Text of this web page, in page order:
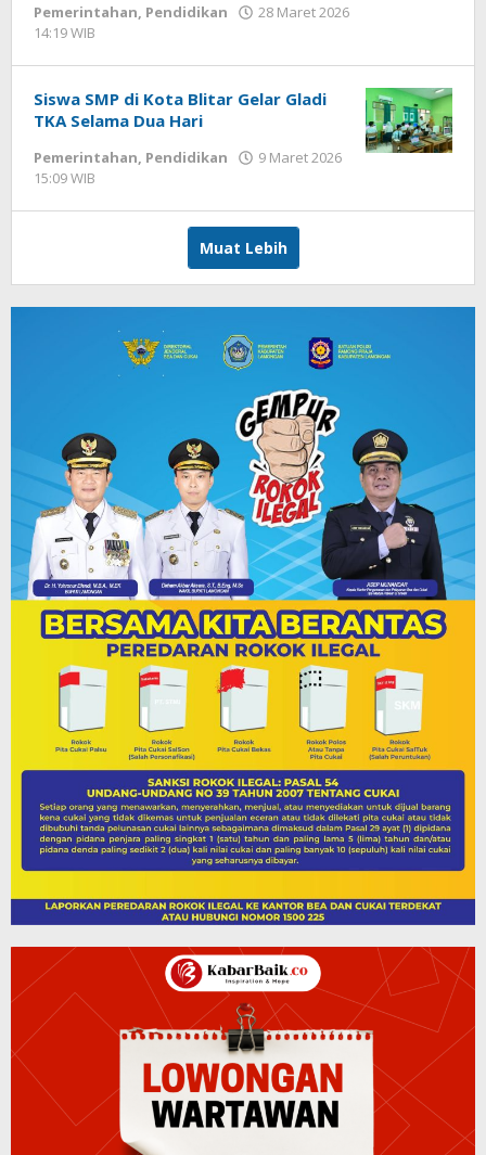
Pemerintahan, Pendidikan
28 Maret 2026
14:19 WIB
Siswa SMP di Kota Blitar Gelar Gladi
TKA Selama Dua Hari
Pemerintahan, Pendidikan
9 Maret 2026
15:09 WIB
Muat Lebih